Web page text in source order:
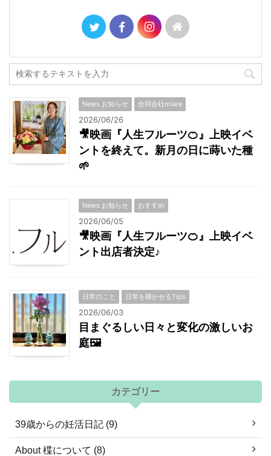
News お知らせ 合同会社miare
2026/06/26
🎥映画『人生フルーツ🍊』上映イベ
ントを終えて。新月の日に蒔いた種
🌱
News お知らせ おすすめ
2026/06/05
🎥映画『人生フルーツ🍊』上映イベ
ント出店者決定♪
日常のこと 日常を輝かせるTips
2026/06/03
目まぐるしい日々と変化の激しいお
庭🖼
カテゴリー
39歳からの妊活日記 (9)
About 楪について (8)